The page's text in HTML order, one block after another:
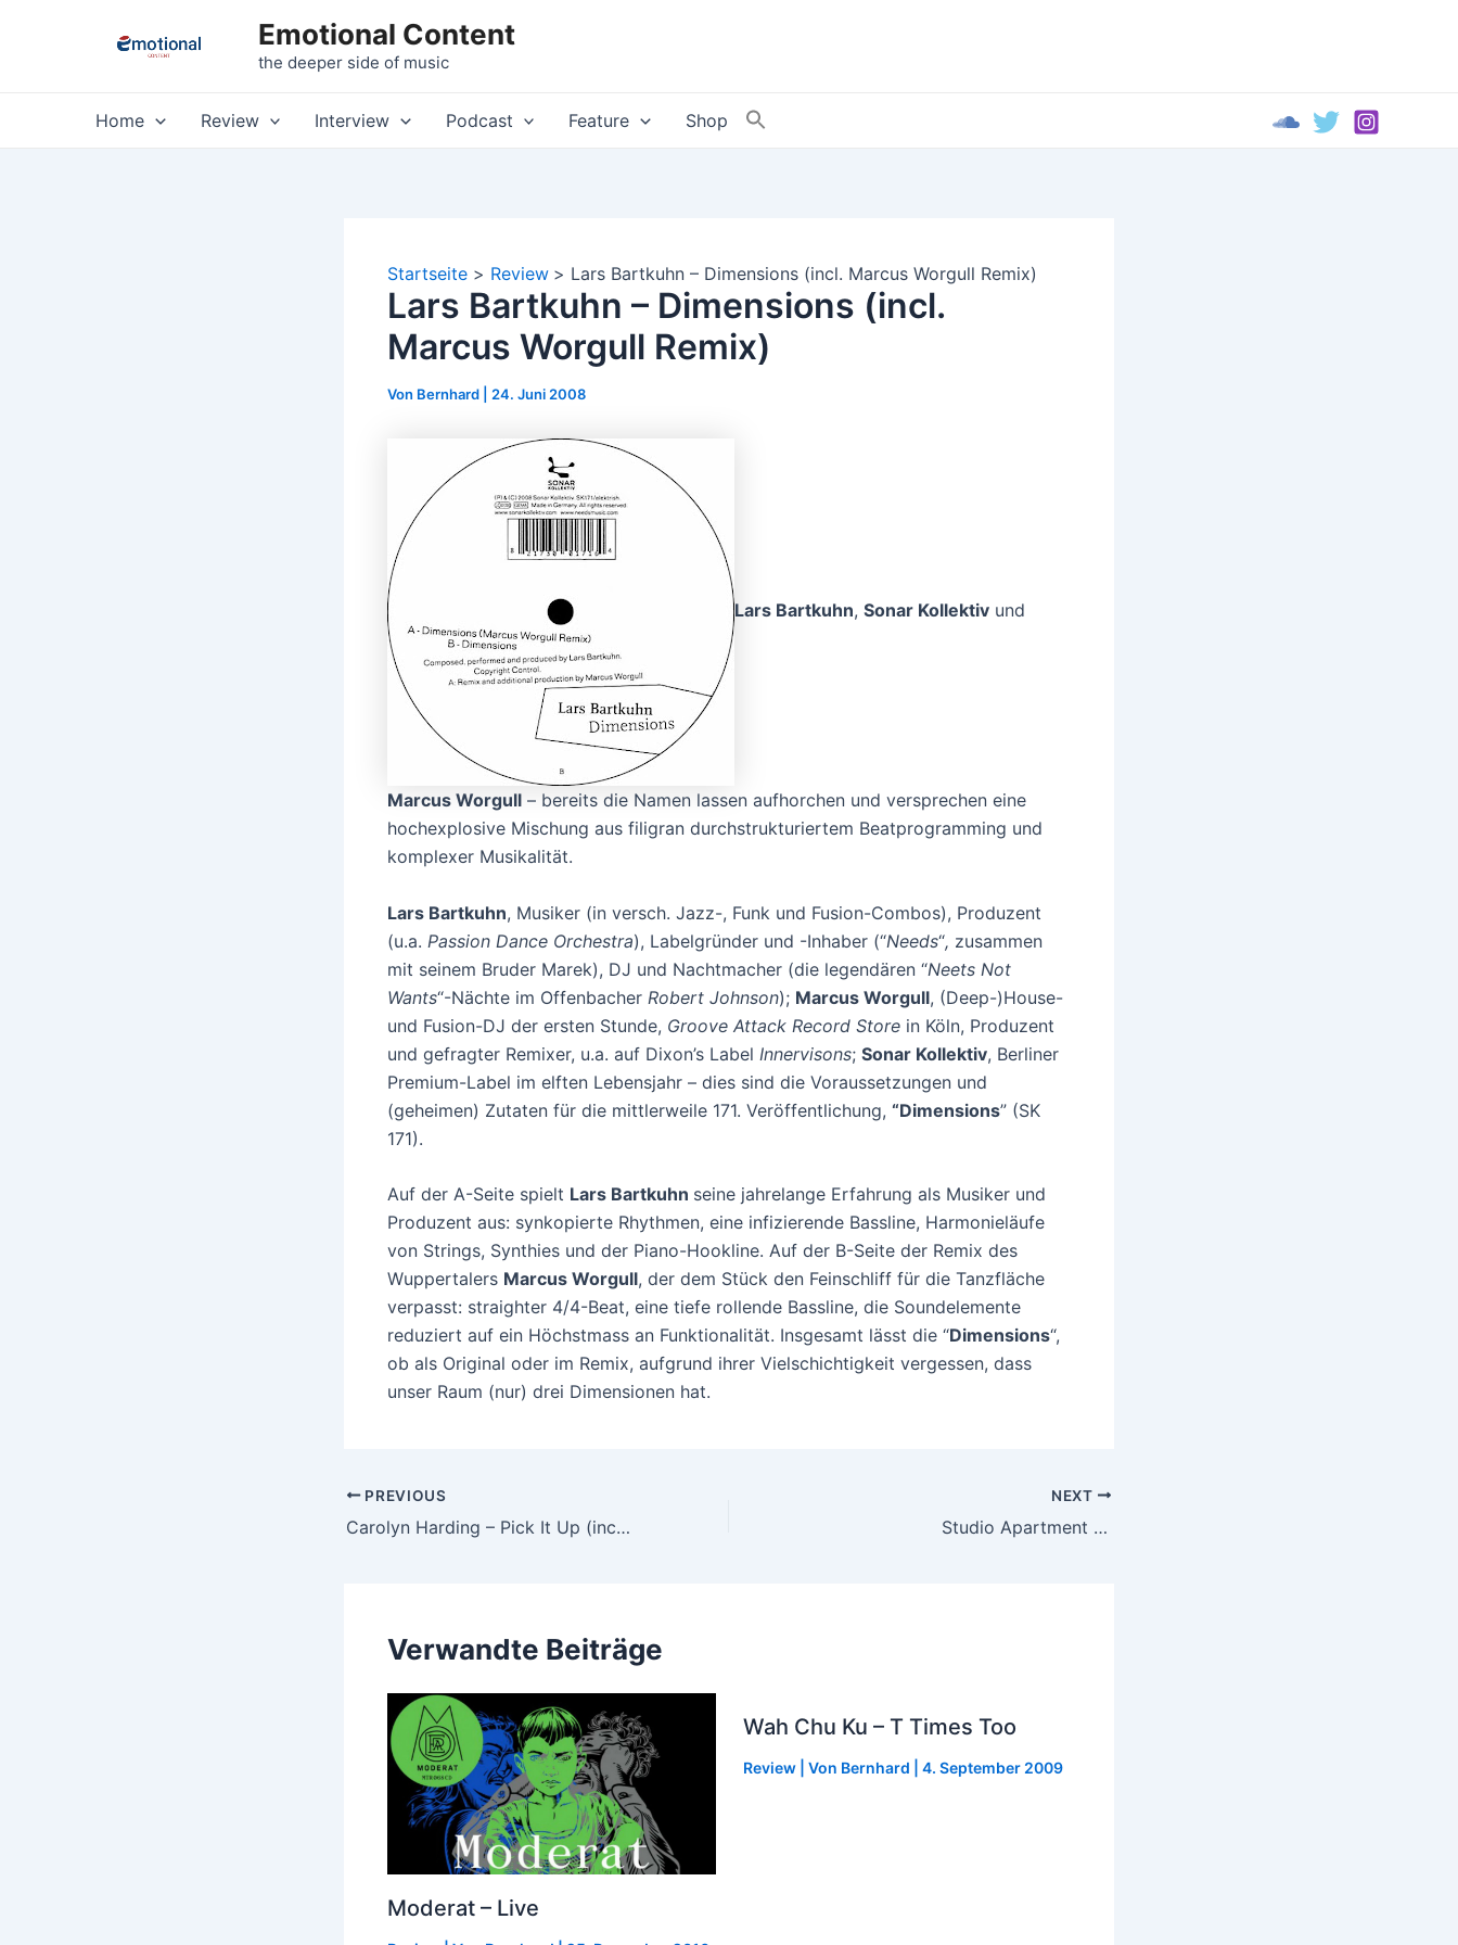
Emotional Content
the deeper side of music
Home Review Interview Podcast Feature Shop
Startseite Review Lars Bartkuhn – Dimensions (incl. Marcus Worgull Remix)
Lars Bartkuhn – Dimensions (incl.
Marcus Worgull Remix)
Von Bernhard 24. Juni 2008
Lars Bartkuhn, Sonar Kollektiv und
Marcus Worgull – bereits die Namen lassen aufhorchen und versprechen eine
hochexplosive Mischung aus filigran durchstrukturiertem Beatprogramming und
komplexer Musikalität.
Lars Bartkuhn, Musiker (in versch. Jazz-, Funk und Fusion-Combos), Produzent
(u.a. Passion Dance Orchestra), Labelgründer und -Inhaber (“Needs“, zusammen
mit seinem Bruder Marek), DJ und Nachtmacher (die legendären “Neets Not
Wants“-Nächte im Offenbacher Robert Johnson); Marcus Worgull, (Deep-)House-
und Fusion-DJ der ersten Stunde, Groove Attack Record Store in Köln, Produzent
und gefragter Remixer, u.a. auf Dixon’s Label Innervisons; Sonar Kollektiv, Berliner
Premium-Label im elften Lebensjahr – dies sind die Voraussetzungen und
(geheimen) Zutaten für die mittlerweile 171. Veröffentlichung, “Dimensions” (SK
171).
Auf der A-Seite spielt Lars Bartkuhn seine jahrelange Erfahrung als Musiker und
Produzent aus: synkopierte Rhythmen, eine infizierende Bassline, Harmonieläufe
von Strings, Synthies und der Piano-Hookline. Auf der B-Seite der Remix des
Wuppertalers Marcus Worgull, der dem Stück den Feinschliff für die Tanzfläche
verpasst: straighter 4/4-Beat, eine tiefe rollende Bassline, die Soundelemente
reduziert auf ein Höchstmass an Funktionalität. Insgesamt lässt die “Dimensions“,
ob als Original oder im Remix, aufgrund ihrer Vielschichtigkeit vergessen, dass
unser Raum (nur) drei Dimensionen hat.
Post
navigation
PREVIOUS
Carolyn Harding – Pick It Up (incl. Jon Cutler & Kerri Chandler Remixes
NEXT
Studio Apartment feat. Monique Bingham – Found Him (incl. Kerri Chandler Remixes)
Verwandte Beiträge
Moderat – Live
Wah Chu Ku – T Times Too
Review| Von Bernhard 4. September 2009